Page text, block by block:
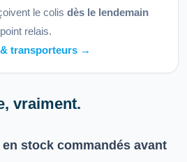
le colis dès le lendemain
relais.
transporteurs →
vraiment.
en stock commandés avant